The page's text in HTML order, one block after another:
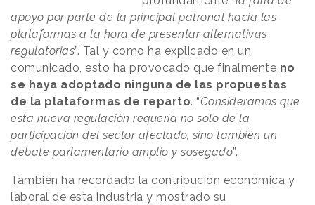
apoyo por parte de la principal patronal hacia las
plataformas a la hora de presentar alternativas
regulatorias”. Tal y como ha explicado en un
comunicado, esto ha provocado que finalmente no
se haya adoptado ninguna de las propuestas
de la plataformas de reparto. “Consideramos que
esta nueva regulación requería no solo de la
participación del sector afectado, sino también un
debate parlamentario amplio y sosegado”.
También ha recordado la contribución económica y
laboral de esta industria y mostrado su